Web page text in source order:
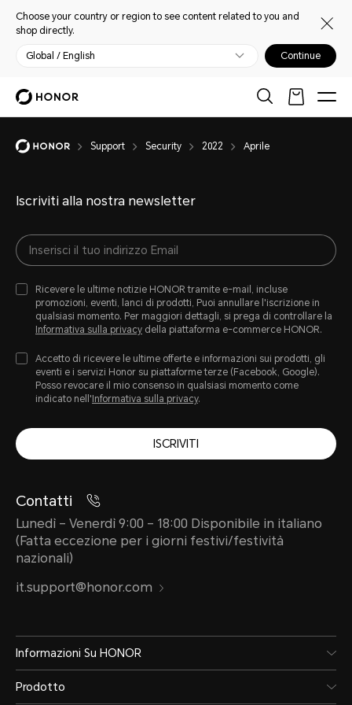
Choose your country or region to see content related to you and
shop directly.
Global / English Continue
Support Security 2022 Aprile
Iscriviti alla nostra newsletter
Ricevere le ultime notizie HONOR tramite e-mail, incluse
promozioni, eventi, lanci di prodotti, Puoi annullare l'iscrizione in
qualsiasi momento. Per maggiori dettagli, si prega di controllare la
Informativa sulla privacy della piattaforma e-commerce HONOR.
Accetto di ricevere le ultime offerte e informazioni sui prodotti, gli
eventi e i servizi Honor su piattaforme terze (Facebook, Google).
Posso revocare il mio consenso in qualsiasi momento come
indicato nell' Informativa sulla privacy.
ISCRIVITI
Contatti
Lunedì – Venerdì 9:00 – 18:00 Disponibile in italiano
(Fatta eccezione per i giorni festivi/festività
nazionali)
it.support@honor.com
Informazioni Su HONOR
Prodotto